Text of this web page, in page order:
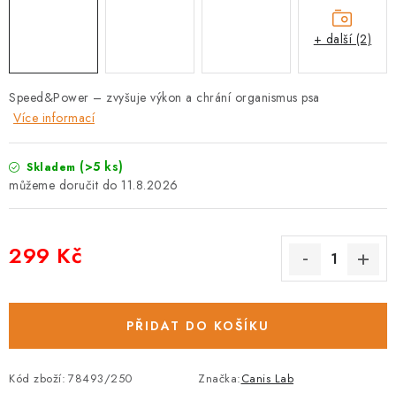
Hodnocení obchodu
Speed&Power – zvyšuje výkon a chrání organismus psa
Více informací
Skladem (>5 ks)
11.8.2026
299 Kč
PŘIDAT DO KOŠÍKU
Kód zboží: 78493/250 Značka:Canis Lab
+ další (2)